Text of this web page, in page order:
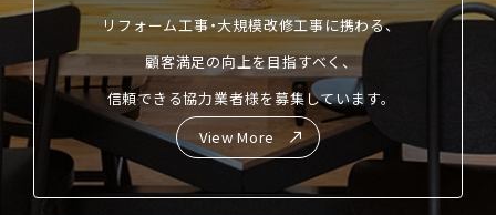
リフォーム工事・大規模改修工事に携わる、
顧客満足の向上を目指すべく、
信頼できる協力業者様を募集しています。
View More